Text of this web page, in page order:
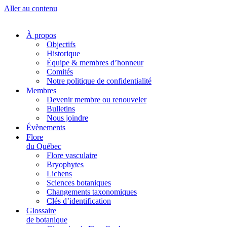
Aller au contenu
À propos
Objectifs
Historique
Équipe & membres d’honneur
Comités
Notre politique de confidentialité
Membres
Devenir membre ou renouveler
Bulletins
Nous joindre
Évènements
Flore
du Québec
Flore vasculaire
Bryophytes
Lichens
Sciences botaniques
Changements taxonomiques
Clés d’identification
Glossaire
de botanique